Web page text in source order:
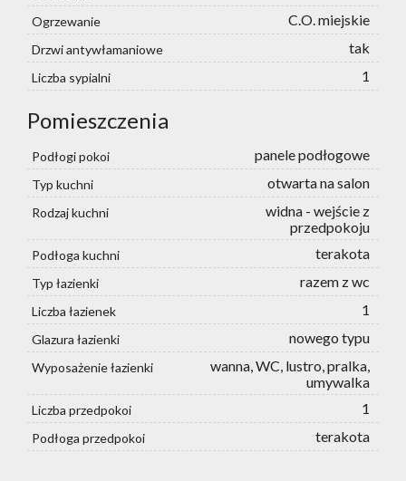
Ogrzewanie C.O. miejskie
Drzwi antywłamaniowe tak
Liczba sypialni 1
Pomieszczenia
Podłogi pokoi panele podłogowe
Typ kuchni otwarta na salon
Rodzaj kuchni
widna - wejście z
przedpokoju
Podłoga kuchni terakota
Typ łazienki razem z wc
Liczba łazienek 1
Glazura łazienki nowego typu
Wyposażenie łazienki
wanna, WC, lustro, pralka,
umywalka
Liczba przedpokoi 1
Podłoga przedpokoi terakota